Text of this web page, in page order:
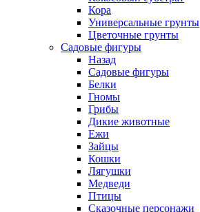
Кора
Универсальные грунты
Цветочные грунты
Садовые фигуры
Назад
Садовые фигуры
Белки
Гномы
Грибы
Дикие животные
Ежи
Зайцы
Кошки
Лягушки
Медведи
Птицы
Сказочные персонажи